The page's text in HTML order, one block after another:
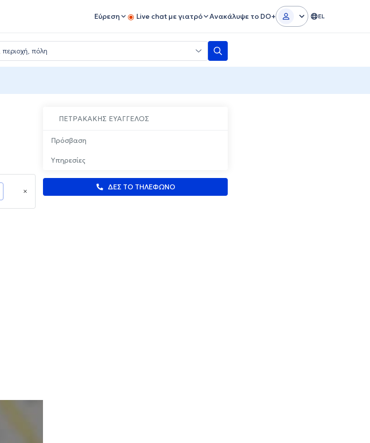
Εύρεση Live chat με γιατρό Ανακάλυψε το DO+ EL
ΠΕΤΡΑΚΑΚΗΣ ΕΥΑΓΓΕΛΟΣ
Πρόσβαση
Υπηρεσίες
ΔΕΣ ΤΟ ΤΗΛΕΦΩΝΟ